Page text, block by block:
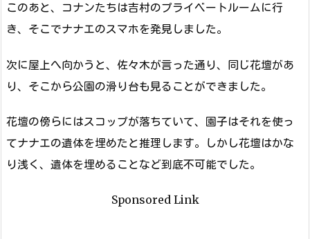
このあと、コナンたちは吉村のプライベートルームに行
き、そこでナナエのスマホを発見しました。
次に屋上へ向かうと、佐々木が言った通り、同じ花壇があ
り、そこから公園の滑り台も見ることができました。
花壇の傍らにはスコップが落ちていて、園子はそれを使っ
てナナエの遺体を埋めたと推理します。しかし花壇はかな
り浅く、遺体を埋めることなど到底不可能でした。
Sponsored Link